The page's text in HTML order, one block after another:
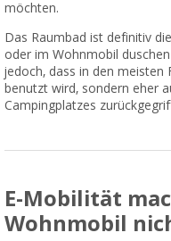
möchten.
Das Raumbad ist definitiv
oder im Wohnmobil
jedoch, dass in den meisten
benutzt wird, sondern eher
Campingplatzes
E-Mobilität
Wohnmobil